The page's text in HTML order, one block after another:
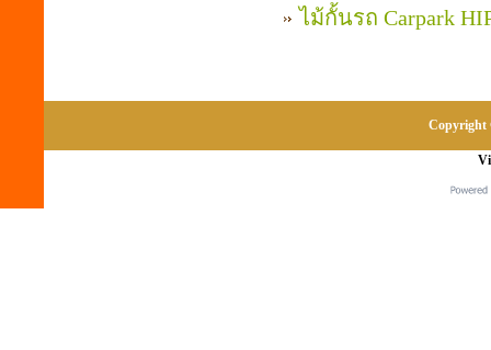
ไม้กั้นรถ Carpark
Copyright